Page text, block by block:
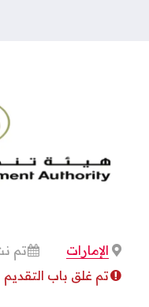
الإمارات
تم
تم غلق باب التقديم